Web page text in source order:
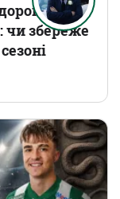
чи збереже